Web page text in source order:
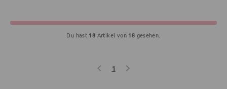
Du hast 18 Artikel von 18 gesehen.
1